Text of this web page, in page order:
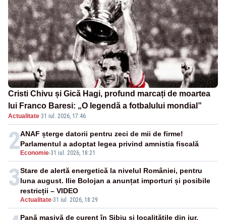
Cristi Chivu și Gică Hagi, profund marcați de moartea
lui Franco Baresi: „O legendă a fotbalului mondial”
Actualitate·31 iul. 2026, 17:46
2 Economie-31 iul. 2026, 18:21
ANAF șterge datorii pentru zeci de mii de firme!
Parlamentul a adoptat legea privind amnistia fiscală
3
Actualitate-31 iul. 2026, 18:29
Stare de alertă energetică la nivelul României, pentru
luna august. Ilie Bolojan a anunțat importuri și posibile
restricții – VIDEO
Pană masivă de curent în Sibiu și localitățile din jur.